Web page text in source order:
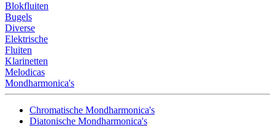
Blokfluiten
Bugels
Diverse
Elektrische
Fluiten
Klarinetten
Melodicas
Mondharmonica's
Chromatische Mondharmonica's
Diatonische Mondharmonica's